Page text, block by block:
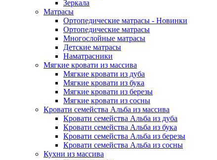
Зеркала
Матрасы
Ортопедические матрасы - Новинки
Ортопедические матрасы
Многослойные матрасы
Детские матрасы
Наматрасники
Мягкие кровати из массива
Мягкие кровати из дуба
Мягкие кровати из бука
Мягкие кровати из березы
Мягкие кровати из сосны
Кровати семейства Альба из массива
Кровати семейства Альба из дуба
Кровати семейства Альба из бука
Кровати семейства Альба из березы
Кровати семейства Альба из сосны
Кухни из массива